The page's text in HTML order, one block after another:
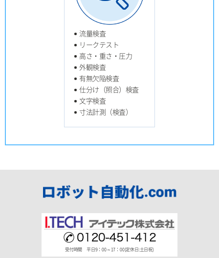
流量検査
リークテスト
高さ・重さ・圧力
外観検査
有無欠陥検査
仕分け（照合）検査
文字検査
寸法計測（検査）
受付時間 平日9：00～17：00(定休日:土日祝)